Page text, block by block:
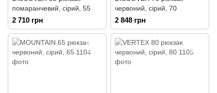
помаранчевий, сірий, 55
2 710 грн
червоний, сірий, 70
2 848 грн